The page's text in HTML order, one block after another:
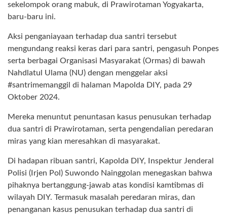
sekelompok orang mabuk, di Prawirotaman Yogyakarta,
baru-baru ini.
Aksi penganiayaan terhadap dua santri tersebut
mengundang reaksi keras dari para santri, pengasuh Ponpes
serta berbagai Organisasi Masyarakat (Ormas) di bawah
Nahdlatul Ulama (NU) dengan menggelar aksi
#santrimemanggil di halaman Mapolda DIY, pada 29
Oktober 2024.
Mereka menuntut penuntasan kasus penusukan terhadap
dua santri di Prawirotaman, serta pengendalian peredaran
miras yang kian meresahkan di masyarakat.
Di hadapan ribuan santri, Kapolda DIY, Inspektur Jenderal
Polisi (Irjen Pol) Suwondo Nainggolan menegaskan bahwa
pihaknya bertanggung-jawab atas kondisi kamtibmas di
wilayah DIY. Termasuk masalah peredaran miras, dan
penanganan kasus penusukan terhadap dua santri di